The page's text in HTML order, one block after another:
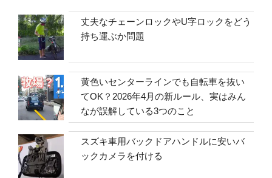
丈夫なチェーンロックやU字ロックをどう
持ち運ぶか問題
黄色いセンターラインでも自転車を抜い
てOK？2026年4月の新ルール、実はみん
なが誤解している3つのこと
スズキ車用バックドアハンドルに安いバ
ックカメラを付ける